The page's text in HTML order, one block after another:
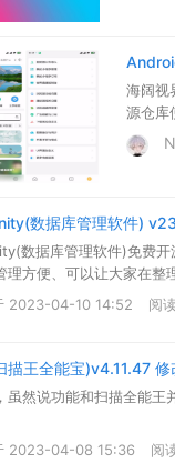
海阔视
源仓库
各个明
数据库管理软件)
数据库管理软件)免费开
理方便、可以让大家在整
2023-04-10 14:52 阅
王全能宝)v4.11.47 修
然说功能和扫描全能王
2023-04-08 15:36 阅